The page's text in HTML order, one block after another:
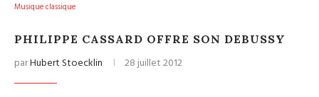
Musique classique
PHILIPPE CASSARD OFFRE SON DEBUSSY
parHubert Stoecklin 28 juillet 2012